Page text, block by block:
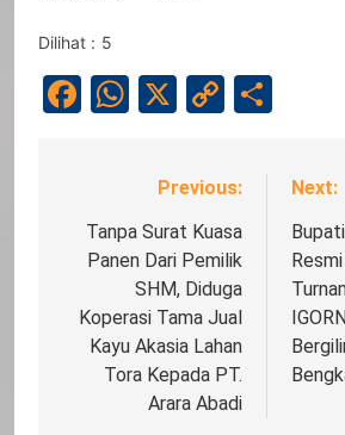
Dilihat : 5
Facebook
WhatsApp
X
Copy
Navigasi
pos
Previous:
Tanpa Surat Kuasa
Panen Dari Pemilik
SHM, Diduga
Koperasi Tama Jual
Kayu Akasia Lahan
Tora Kepada PT.
Arara Abadi
Next: